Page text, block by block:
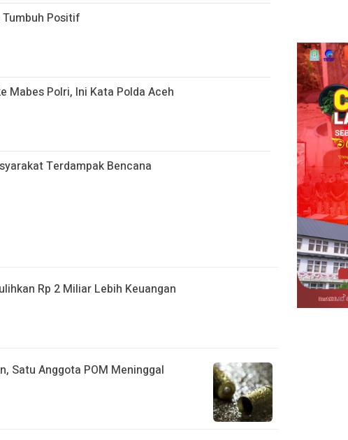
Positif
Mabes Polri, Ini Kata Polda Aceh
Terdampak Bencana
Rp 2 Miliar Lebih Keuangan
Satu Anggota POM Meninggal